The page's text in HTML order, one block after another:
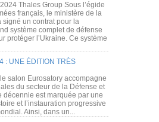
Thales Group Sous l’égide
français, le ministère de la
signé un contrat pour la
système complet de défense
protéger l’Ukraine. Ce système
: UNE ÉDITION TRÈS
salon Eurosatory accompagne
du secteur de la Défense et
décennie est marquée par une
et l’instauration progressive
Ainsi, dans un...